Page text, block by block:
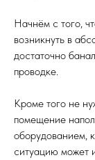
Начнём с того,
возникнуть в
достаточно
проводке.
Кроме того не
помещение
оборудованием,
ситуацию может